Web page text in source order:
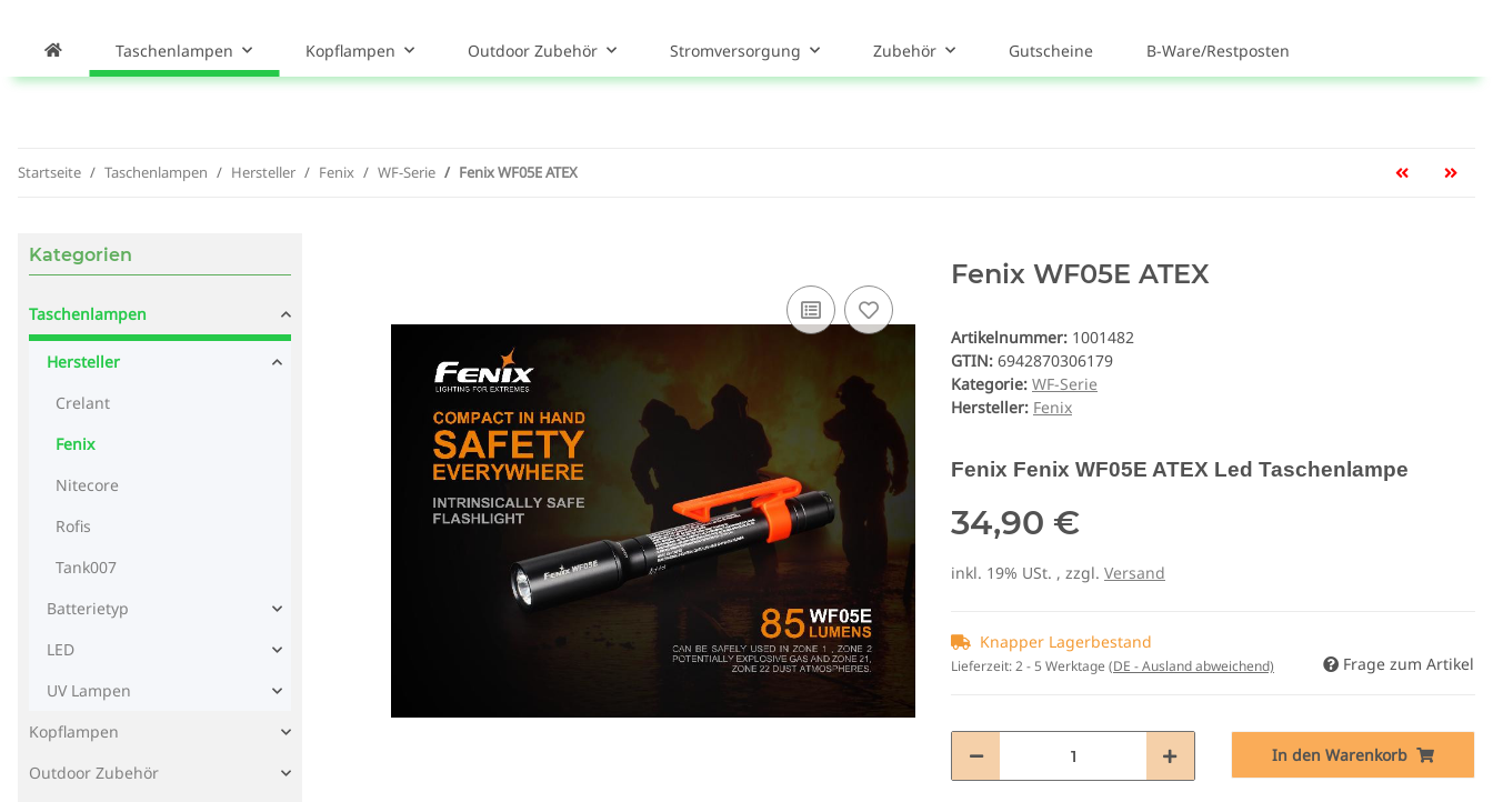
Taschenlampen Kopflampen Outdoor Zubehör Stromversorgung Zubehör Gutscheine B-Ware/Restposten
Startseite Taschenlampen Hersteller Fenix WF-Serie Fenix WF05E ATEX
Fenix WF05E ATEX
Artikelnummer: 1001482
GTIN: 6942870306179
Kategorie: WF-Serie
Hersteller: Fenix
Fenix Fenix WF05E ATEX Led Taschenlampe
34,90 €
inkl. 19% USt. , zzgl. Versand
Knapper Lagerbestand
Lieferzeit:2 - 5 Werktage (DE - Ausland abweichend) Frage zum Artikel
In den Warenkorb
Kategorien
Taschenlampen
Hersteller
Crelant
Fenix
Nitecore
Rofis
Tank007
Batterietyp
LED
UV Lampen
Kopflampen
Outdoor Zubehör